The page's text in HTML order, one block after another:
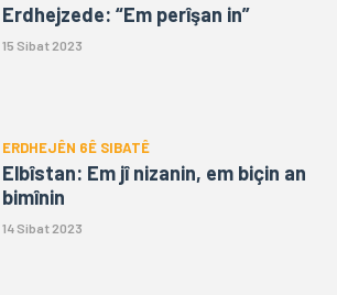
Erdhejzede: “Em perîşan in”
15 Sibat 2023
ERDHEJÊN 6Ê SIBATÊ
Elbîstan: Em jî nizanin, em biçin an
bimînin
14 Sibat 2023